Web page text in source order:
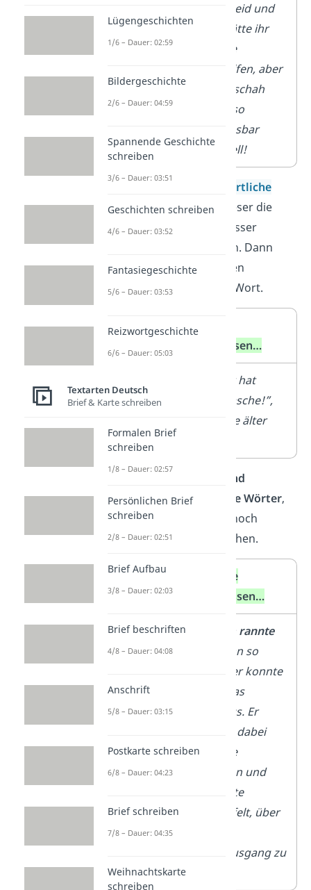
ihr gerne
geholfen,
ging nicht!
sehr leid und
ich hätte ihr
gerne
geholfen, aber
es geschah
alles so
unfassbar
schnell!
wörtliche
Rede, damit dein Leser die
Geschichte noch besser
nachvollziehen kann. Dann
kommen die anderen
Personen direkt zu Wort.
Schreibe
Schreibe
stattdessen…
ältere
schrie.
Hilfe, er hat
meine Tasche!”,
schrie die älter
Verwende starke und
abwechslungsreiche Wörter,
um die Geschichte noch
spannender zu machen.
Schreibe
nicht…
Schreibe
stattdessen…
Der
Mann lief
wollte
abhauen.
Plötzlichrannte
der Mann so
schnell er konnte
durch das
Kaufhaus. Er
dabei
mehrere
Personen und
versuchte
verzweifelt, über
Hinterausgang zu
Lügengeschichten
1/6 – Dauer: 02:59
Bildergeschichte
2/6 – Dauer: 04:59
Spannende Geschichte
schreiben
3/6 – Dauer: 03:51
Geschichten schreiben
4/6 – Dauer: 03:52
Fantasiegeschichte
5/6 – Dauer: 03:53
Reizwortgeschichte
6/6 – Dauer: 05:03
Textarten Deutsch
Brief & Karte schreiben
Formalen Brief
schreiben
1/8 – Dauer: 02:57
Persönlichen Brief
schreiben
2/8 – Dauer: 02:51
Brief Aufbau
3/8 – Dauer: 02:03
Brief beschriften
4/8 – Dauer: 04:08
Anschrift
5/8 – Dauer: 03:15
Postkarte schreiben
6/8 – Dauer: 04:23
Brief schreiben
7/8 – Dauer: 04:35
Weihnachtskarte
schreiben